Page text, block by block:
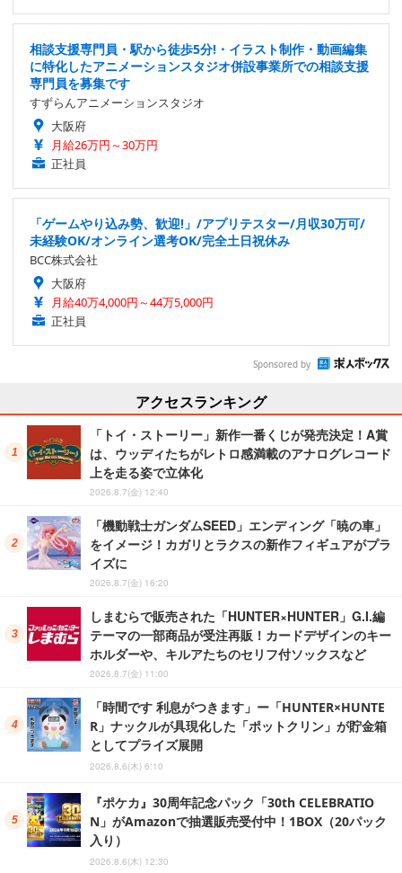
相談支援専門員・駅から徒歩5分!・イラスト制作・動画編集
に特化したアニメーションスタジオ併設事業所での相談支援
専門員を募集です
すずらんアニメーションスタジオ
大阪府
月給26万円～30万円
正社員
「ゲームやり込み勢、歓迎!」/アプリテスター/月収30万可/
未経験OK/オンライン選考OK/完全土日祝休み
BCC株式会社
大阪府
月給40万4,000円～44万5,000円
正社員
Sponsored by
アクセスランキング
「トイ・ストーリー」新作一番くじが発売決定！A賞
は、ウッディたちがレトロ感満載のアナログレコード
上を走る姿で立体化
2026.8.7(金) 12:40
「機動戦士ガンダムSEED」エンディング「暁の車」
をイメージ！カガリとラクスの新作フィギュアがプラ
イズに
2026.8.7(金) 16:20
しまむらで販売された「HUNTER×HUNTER」G.I.編
テーマの一部商品が受注再販！カードデザインのキー
ホルダーや、キルアたちのセリフ付ソックスなど
2026.8.7(金) 11:00
「時間です 利息がつきます」ー「HUNTER×HUNTE
R」ナックルが具現化した「ポットクリン」が貯金箱
としてプライズ展開
2026.8.6(木) 6:10
『ポケカ』30周年記念パック「30th CELEBRATIO
N」がAmazonで抽選販売受付中！1BOX（20パック
入り）
2026.8.6(木) 12:30